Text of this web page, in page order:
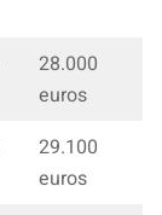
28.000
euros
29.100
euros